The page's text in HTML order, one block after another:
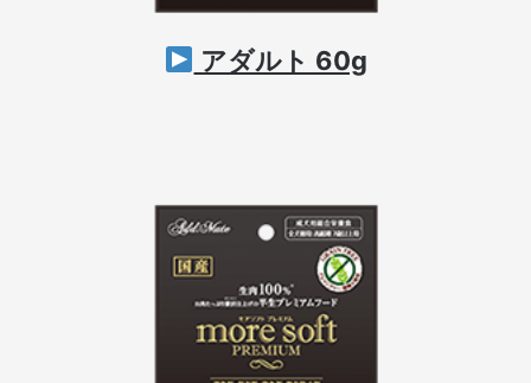
アダルト 60g